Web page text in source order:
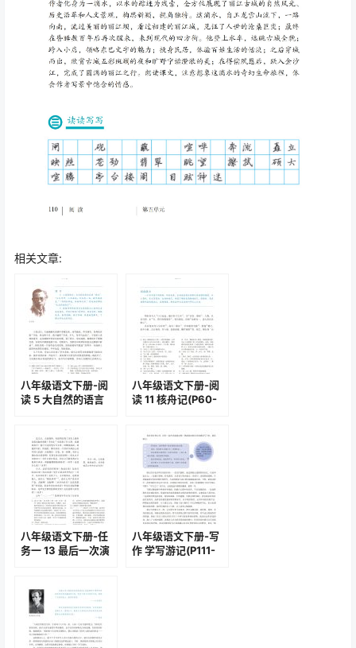
相关文章:
八年级语文下册-阅
读 5 大自然的语言
八年级语文下册-阅
读 11 核舟记(P60-
八年级语文下册-任
务一 13 最后一次演
八年级语文下册-写
作 学写游记(P111-